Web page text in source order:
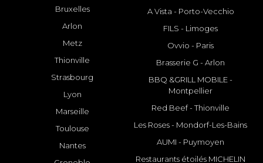
Bruxelles
Arlon
Metz
Thionville
Strasbourg
Lyon
Marseille
Toulouse
Nantes
A Vista - Porto-Vecchio
FILS - Limoges
Ovvio - Paris
Brasserie G - Arlon
BBQ &GRILL MOBILE -
Montpellier
Red Beef - Thionville
Les Roses - Mondorf-Les-Bains
AUMI - Puymoyen
Restaurants étoilés MICHELIN